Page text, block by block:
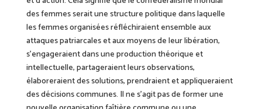
des femmes serait une structure politique dans laquelle
les femmes organisées réfléchiraient ensemble aux
attaques patriarcales et aux moyens de leur libération,
s’engageraient dans une production théorique et
intellectuelle,partageraient leursobservations,
élaboreraient des solutions, prendraient et appliqueraient
des décisions communes. Il ne s’agit pas de former une